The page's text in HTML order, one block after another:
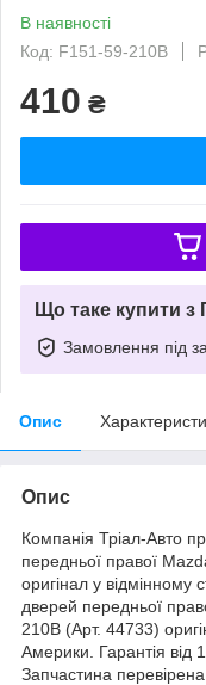
В наявності
Код: F151-59-210B
410 ₴
Що таке купити з
Замовлення під
Опис
Опис
Компанія Тріал-Авто
передньої правої
оригінал у відмінному
дверей передньої
210B (Арт. 44733)
Америки. Гарантія від
Запчастина